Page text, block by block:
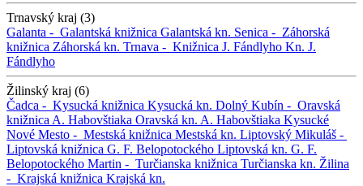
Trnavský kraj (3)
Galanta - Galantská knižnica Galantská kn. Senica - Záhorská
knižnica Záhorská kn. Trnava - Knižnica J. Fándlyho Kn. J.
Fándlyho
Žilinský kraj (6)
Čadca - Kysucká knižnica Kysucká kn. Dolný Kubín - Oravská
knižnica A. Habovštiaka Oravská kn. A. Habovštiaka Kysucké
Nové Mesto - Mestská knižnica Mestská kn. Liptovský Mikuláš -
Liptovská knižnica G. F. Belopotockého Liptovská kn. G. F.
Belopotockého Martin - Turčianska knižnica Turčianska kn. Žilina
- Krajská knižnica Krajská kn.